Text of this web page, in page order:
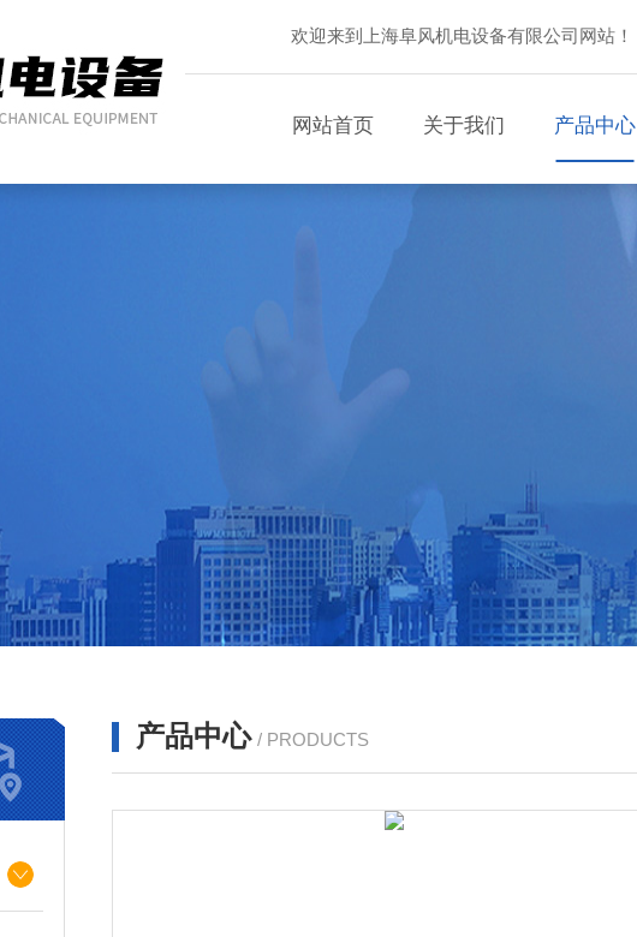
欢迎来到上海阜风机电设备有限公司网站！
网站首页 关于我们 产品中心
产品中心 / PRODUCTS